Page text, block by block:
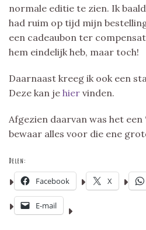
normale editie te zien. Ik
had ruim op tijd mijn
een cadeaubon ter
hem eindelijk heb, maar toch!
Daarnaast kreeg ik ook een
Deze kan je hier vinden.
Afgezien daarvan was het een
bewaar alles voor die ene
Delen:
Facebook X
E-mail